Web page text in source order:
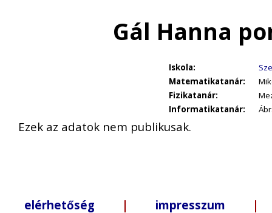
Gál Hanna
Iskola:
Matematikatanár:
Fizikatanár:
Informatikatanár:
Ezek az adatok nem publikusak.
elérhetőség | impresszum |